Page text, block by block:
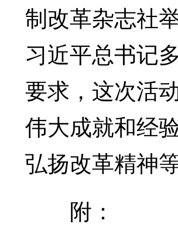
制改革杂志社
习近平总书记
要求，这次活
伟大成就和经
弘扬改革精神
附：